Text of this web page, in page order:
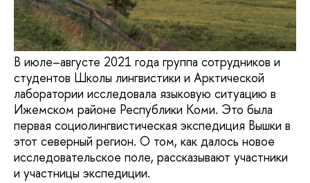
В июле–августе 2021 года группа сотрудников и
студентов Школы лингвистики и Арктической
лаборатории исследовала языковую ситуацию в
Ижемском районе Республики Коми. Это была
первая социолингвистическая экспедиция Вышки в
этот северный регион. О том, как далось новое
исследовательское поле, рассказывают участники
и участницы экспедиции.